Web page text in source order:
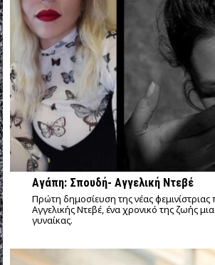
Αγάπη: Σπουδή- Αγγελική Ντεβέ
Πρώτη δημοσίευση της νέας φεμινίστριας
Αγγελικής Ντεβέ, ένα χρονικό της ζωής
γυναίκας.